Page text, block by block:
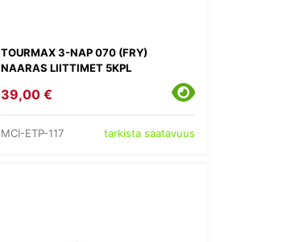
TOURMAX 3-NAP 070 (FRY)
NAARAS LIITTIMET 5KPL
39,00 €
MCI-ETP-117 tarkista saatavuus